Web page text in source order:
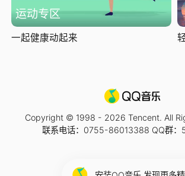
运动专区
一起健康动起来
Copyright © 1998 - 2026 Tencent. All
联系电话：0755-86013388 QQ群